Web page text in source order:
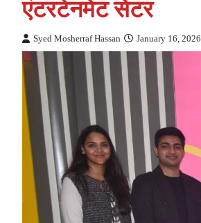
एंटरटेनमेंट सेंटर
Syed Mosherraf Hassan January 16, 2026